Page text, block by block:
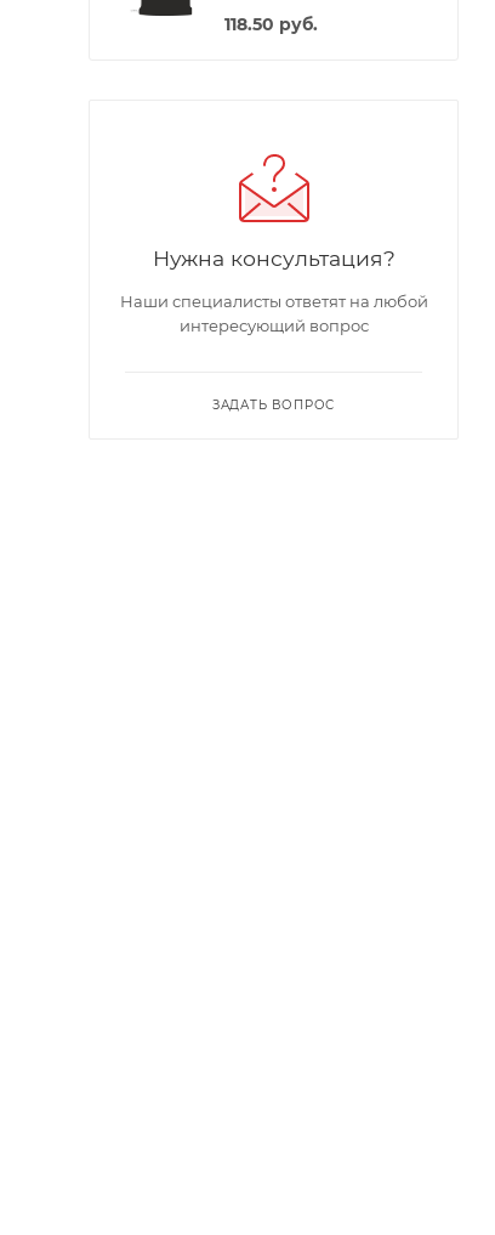
118.50 руб.
Нужна консультация?
Наши специалисты ответят на любой
интересующий вопрос
ЗАДАТЬ ВОПРОС